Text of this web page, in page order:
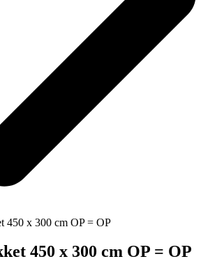
450 x 300 cm OP = OP
450 x 300 cm OP = OP